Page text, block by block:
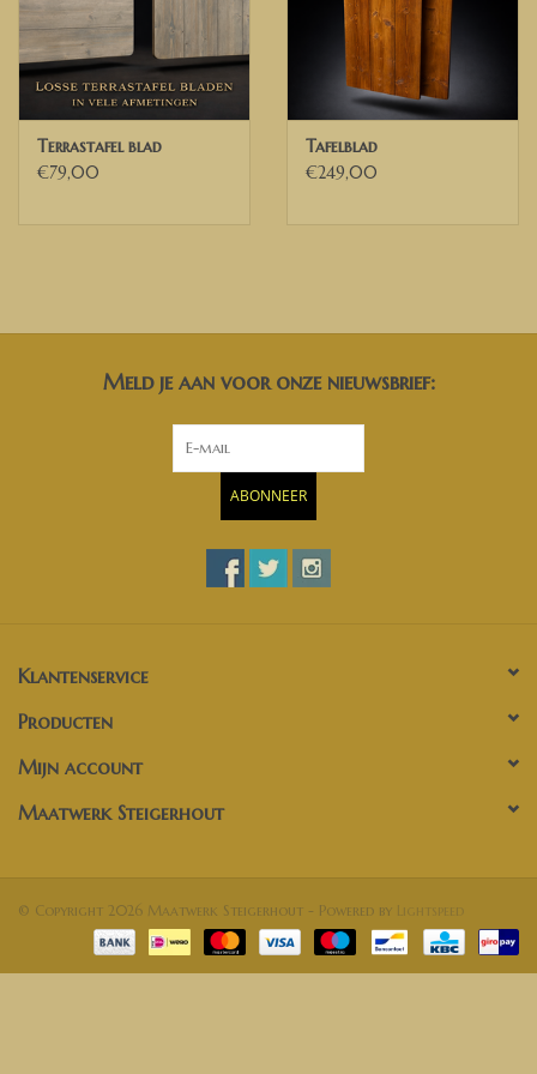
Terrastafel blad
€79,00
Tafelblad
€249,00
Meld je aan voor onze nieuwsbrief:
ABONNEER
Klantenservice
Producten
Mijn account
Maatwerk Steigerhout
© Copyright 2026 Maatwerk Steigerhout - Powered by Lightspeed